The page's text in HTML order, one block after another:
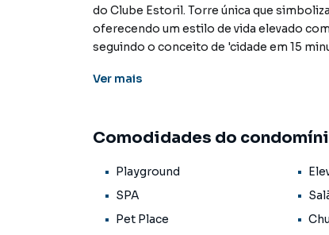
do Clube Estoril. Torre única que
oferecendo um estilo de vida elevado
seguindo o conceito de 'cidade em 15
carvão em todas as unidades, estrutura
quartos com 1 suíte + lavabo ou 2 suítes +
Empreendimento para Venda em região
Não encontrou o que procurava ou
Ver mais
Comodidades do
Playground
SPA
Pet Place